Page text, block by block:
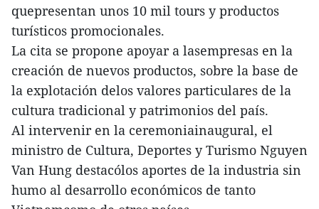
quepresentan unos 10 mil tours y productos
turísticos promocionales.
La cita se propone apoyar a lasempresas en la
creación de nuevos productos, sobre la base de
la explotación delos valores particulares de la
cultura tradicional y patrimonios del país.
Al intervenir en la ceremoniainaugural, el
ministro de Cultura, Deportes y Turismo Nguyen
Van Hung destacólos aportes de la industria sin
humo al desarrollo económicos de tanto